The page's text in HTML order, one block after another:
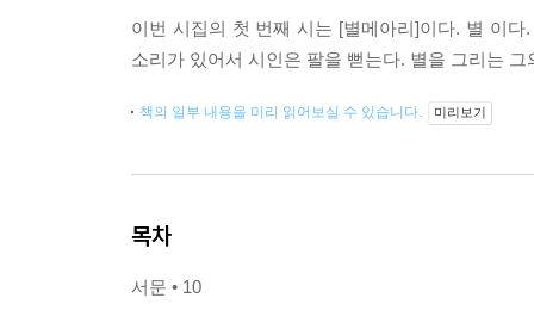
이번 시집의 첫 번째 시는 [별메아리]이다. 별 이
소리가 있어서 시인은 팔을 뻗는다. 별을 그리는
책의 일부 내용을 미리 읽어보실 수 있습니다. 미리보기
목차
서문 • 10